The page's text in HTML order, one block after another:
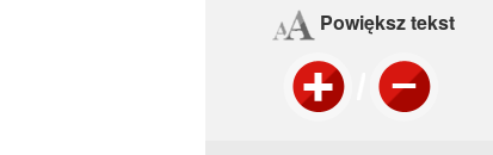
Powiększ tekst